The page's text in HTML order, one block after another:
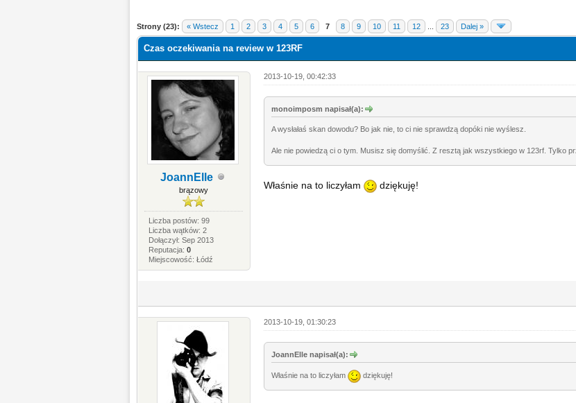
Strony (23): « Wstecz 1 2 3 4 5 6 7 8 9 10 11 12 23 Dalej »
Czas oczekiwania na review w 123RF
JoannElle
brązowy
Liczba postów: 99
Liczba wątków: 2
Dołączył: Sep 2013
Reputacja:0
Miejscowość: Łódź
2013-10-19, 00:42:33
monoimposm napisał(a):
A wysłałaś skan dowodu? Bo jak nie, to ci nie sprawdzą dopóki nie wyślesz.
Ale nie powiedzą ci o tym. Musisz się domyślić. Z resztą jak wszystkiego w 123rf. Tylko
Właśnie na to liczyłam dziękuję!
2013-10-19, 01:30:23
JoannElle napisał(a):
Właśnie na to liczyłam dziękuję!